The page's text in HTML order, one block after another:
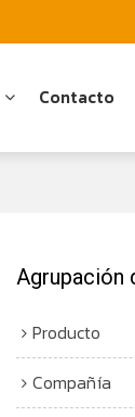
Contacto
Agrupación
Producto
Compañía